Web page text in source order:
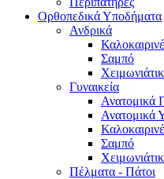
Ορθοπεδικά Υποδήματα
Ανδρικά
Σαμπό
Γυναικεία
Ανατομικά
Ανατομικά
Σαμπό
Πέλματα - Πάτοι